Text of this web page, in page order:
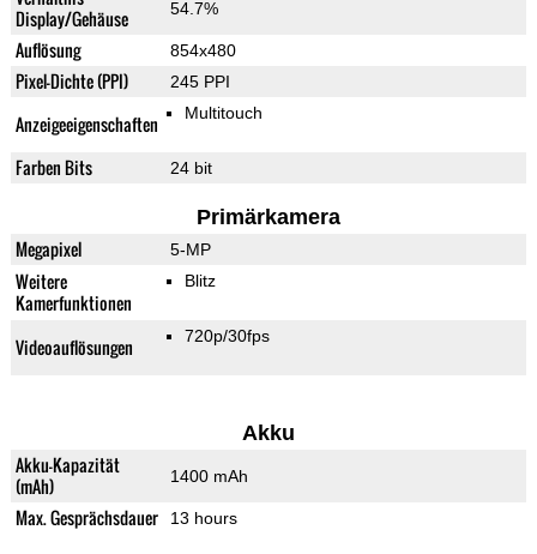
Display/Gehäuse
54.7%
Auflösung 854x480
Pixel-Dichte (PPI) 245 PPI
Anzeigeeigenschaften Multitouch
Farben Bits 24 bit
Primärkamera
Megapixel 5-MP
Weitere
Kamerfunktionen
Blitz
Videoauflösungen 720p/30fps
Akku
Akku-Kapazität
(mAh)
1400 mAh
Max. Gesprächsdauer 13 hours